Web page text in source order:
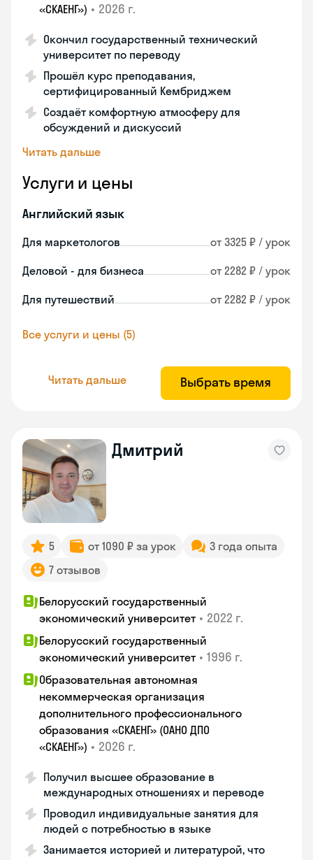
«СКАЕНГ») • 2026 г.
Окончил государственный технический
университет по переводу
Прошёл курс преподавания,
сертифицированный Кембриджем
Создаёт комфортную атмосферу для
обсуждений и дискуссий
Читать дальше
Услуги и цены
Английский язык
Для маркетологов от 3325 ₽ / урок
Деловой - для бизнеса от 2282 ₽ / урок
Для путешествий от 2282 ₽ / урок
Все услуги и цены (5)
Читать дальше Выбрать время
Дмитрий
5 от 1090 ₽ за урок
3 года опыта
7 отзывов
Белорусский государственный
экономический университет • 2022 г.
Белорусский государственный
экономический университет • 1996 г.
Образовательная автономная
некоммерческая организация
дополнительного профессионального
образования «СКАЕНГ» (ОАНО ДПО
«СКАЕНГ») • 2026 г.
Получил высшее образование в
международных отношениях и переводе
Проводил индивидуальные занятия для
людей с потребностью в языке
Занимается историей и литературой, что